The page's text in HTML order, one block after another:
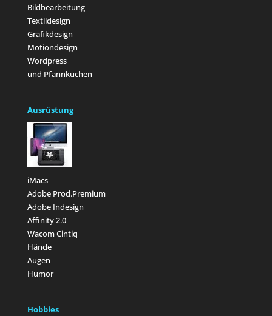
Bildbearbeitung
Textildesign
Grafikdesign
Motiondesign
Wordpress
und Pfannkuchen
Ausrüstung
iMacs
Adobe Prod.Premium
Adobe Indesign
Affinity 2.0
Wacom Cintiq
Hände
Augen
Humor
Hobbies